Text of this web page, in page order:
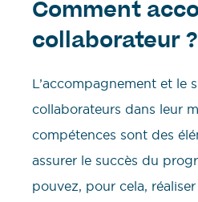
Comment
collaborateur ?
L’accompagnement et le
collaborateurs dans leur
compétences sont des
assurer le succès du
pouvez, pour cela,